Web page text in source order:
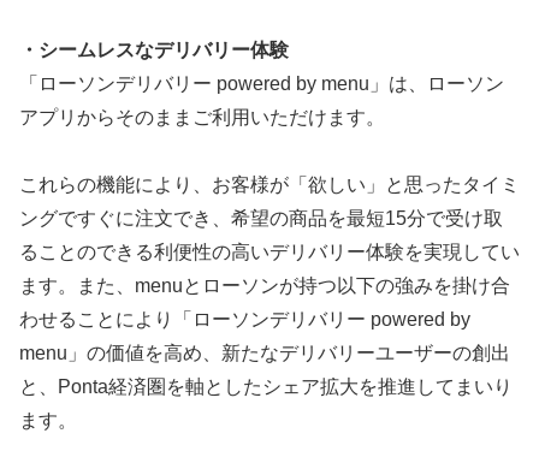
・シームレスなデリバリー体験
「ローソンデリバリー powered by menu」は、ローソン
アプリからそのままご利用いただけます。
これらの機能により、お客様が「欲しい」と思ったタイミ
ングですぐに注文でき、希望の商品を最短15分で受け取
ることのできる利便性の高いデリバリー体験を実現してい
ます。また、menuとローソンが持つ以下の強みを掛け合
わせることにより「ローソンデリバリー powered by
menu」の価値を高め、新たなデリバリーユーザーの創出
と、Ponta経済圏を軸としたシェア拡大を推進してまいり
ます。